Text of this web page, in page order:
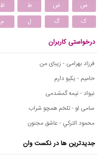
ص
ض ط ظ
ک
گ ل م
درخواستی کاربران
فرزاد بهرامی - زیبای من
حامیم - یکیو دارم
نیواد - نیمه گمشدمی
سامی لو - تلخم همچو شراب
محمود التركي - عاشق مجنون
جدیدترین ها در نکست وان